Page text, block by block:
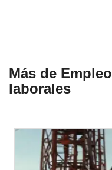
Más de
laborales